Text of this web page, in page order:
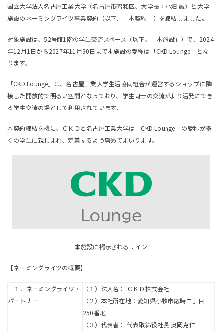
国立大学法人名古屋工業大学（名古屋市昭和区、大学長：小畑 誠）と大学
施設のネーミングライツ事業契約（以下、「本契約」）を締結しました。
対象施設は、52号館1階の学生交流スペース（以下、「本施設」）で、2024
年12月1日から2027年11月30日まで本施設の愛称は「CKD Lounge」とな
ります。
「CKD Lounge」は、名古屋工業大学生活協同組合が運営するショップに隣
接した開放的で明るい空間となっており、学生同士の交流がより活発にでき
る学生交流の場として利用されています。
本契約締結を機に、ＣＫＤと名古屋工業大学は「CKD Lounge」の愛称が多
くの学生に親しまれ、定着するよう努めてまいります。
本施設に掲示されるサイン
【ネーミングライツの概要】
１．ネーミングライツ・
パートナー
（１）法人名： ＣＫＤ株式会社
（２）本社所在地：愛知県小牧市応時二丁目
250番地
（３）代表者： 代表取締役社長 奥岡克仁